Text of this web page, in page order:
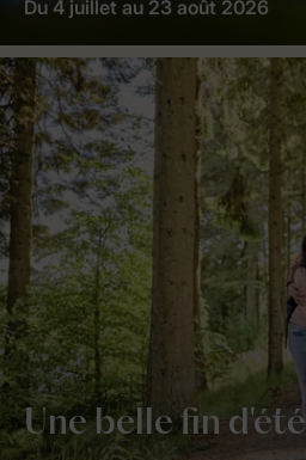
Du 4 juillet au 23 août 2026
Une belle fin d'été